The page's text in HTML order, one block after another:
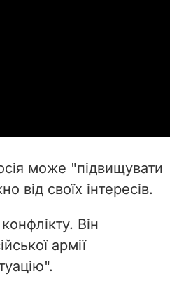
може "підвищувати
від своїх інтересів.
Він
армії